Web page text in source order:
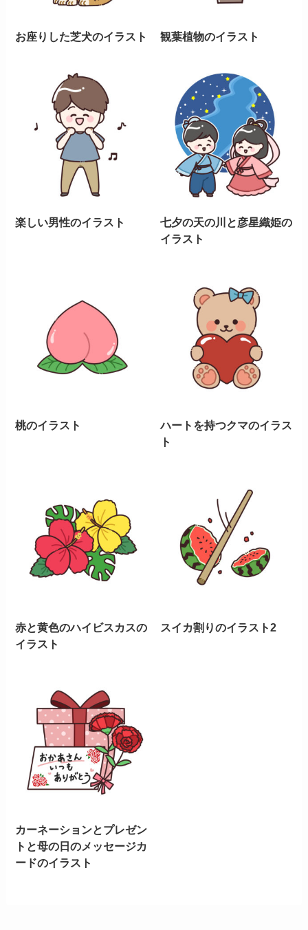
お座りした芝犬のイラスト 観葉植物のイラスト
楽しい男性のイラスト
七夕の天の川と彦星織姫の
イラスト
桃のイラスト
ハートを持つクマのイラス
ト
赤と黄色のハイビスカスの
イラスト
スイカ割りのイラスト2
カーネーションとプレゼン
トと母の日のメッセージカ
ードのイラスト